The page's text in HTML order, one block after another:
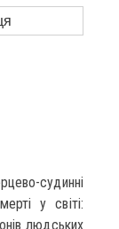
судинні
у світі:
людських